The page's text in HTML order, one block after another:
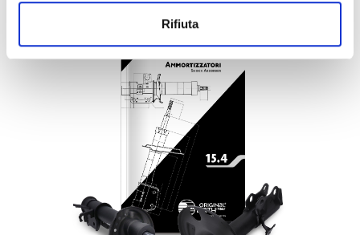
Rifiuta
SHOCK ABSORBER